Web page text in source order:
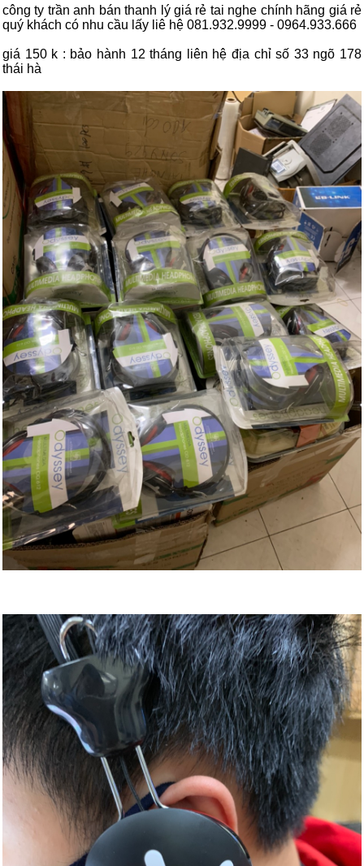
công ty trần anh bán thanh lý giá rẻ tai nghe chính hãng giá rẻ
quý khách có nhu cầu lấy liê hệ 081.932.9999 - 0964.933.666
giá 150 k : bảo hành 12 tháng liên hệ địa chỉ số 33 ngõ 178
thái hà